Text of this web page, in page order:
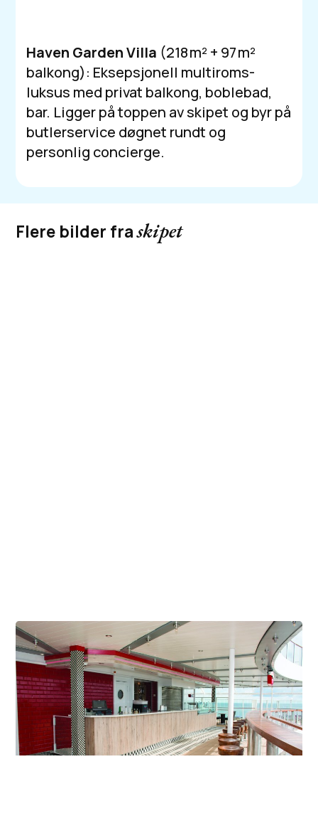
Haven Garden Villa (218 m² + 97 m²
balkong): Eksepsjonell multiroms-
luksus med privat balkong, boblebad,
bar. Ligger på toppen av skipet og byr på
butlerservice døgnet rundt og
personlig concierge.
Flere bilder fraskipet